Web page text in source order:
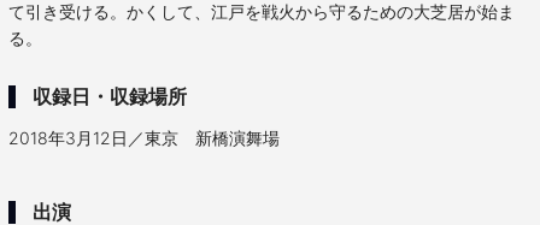
て引き受ける。かくして、江戸を戦火から守るための大芝居が始ま
る。
収録日・収録場所
2018年3月12日／東京 新橋演舞場
出演